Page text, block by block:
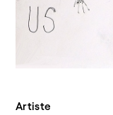
Artiste